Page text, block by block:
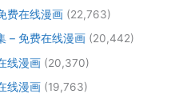
费在线漫画 (22,763)
– 免费在线漫画 (20,442)
线漫画 (20,370)
线漫画 (19,763)